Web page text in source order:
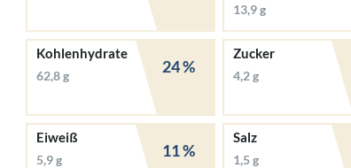
13,9 g
Kohlenhydrate
62,8 g 24 %
Zucker
4,2 g
Eiweiß
5,9 g 11 %
Salz
1,5 g